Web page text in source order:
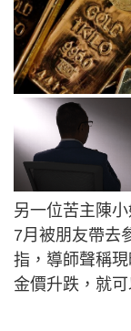
另一位苦主陳
7月被朋友帶去
指，導師聲稱
金價升跌，就